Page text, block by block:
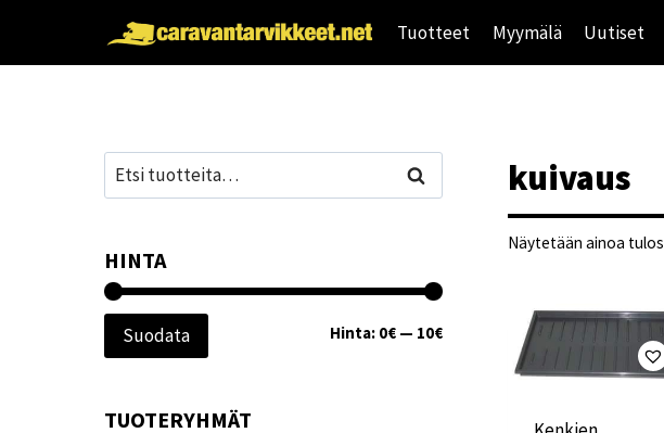
Tuotteet Myymälä Uutiset
kuivaus
Näytetään ainoa tulos
Etsi: Haku
HINTA
Minimihinta
Maksimihinta
Suodata Hinta: 0€ — 10€
TUOTERYHMÄT